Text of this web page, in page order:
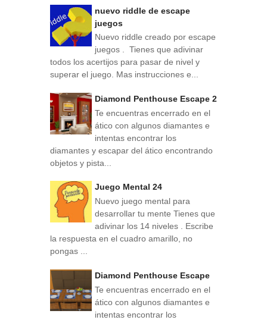
nuevo riddle de escape
juegos
Nuevo riddle creado por escape
juegos . Tienes que adivinar
todos los acertijos para pasar de nivel y
superar el juego. Mas instrucciones e...
Diamond Penthouse Escape 2
Te encuentras encerrado en el
ático con algunos diamantes e
intentas encontrar los
diamantes y escapar del ático encontrando
objetos y pista...
Juego Mental 24
Nuevo juego mental para
desarrollar tu mente Tienes que
adivinar los 14 niveles . Escribe
la respuesta en el cuadro amarillo, no
pongas ...
Diamond Penthouse Escape
Te encuentras encerrado en el
ático con algunos diamantes e
intentas encontrar los